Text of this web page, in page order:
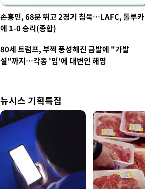
손흥민, 68분 뛰고 2경기 침묵…LAFC, 톨루카
에 1-0 승리(종합)
80세 트럼프, 부쩍 풍성해진 금발에 "가발
설"까지…각종 '밈'에 대변인 해명
뉴시스 기획특집